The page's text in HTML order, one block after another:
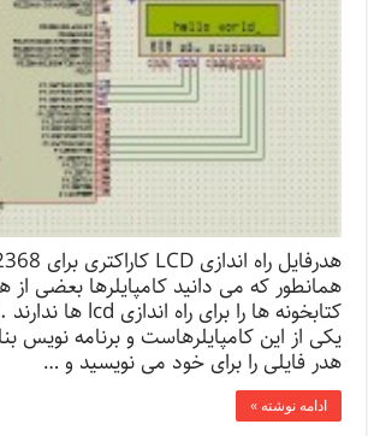
همانطور که می دانید کامپایلرها بعضی از
یکی از این کامپایلرهاست و برنامه نویس
هدر فایلی را برای خود می نویسید و …
ادامه نوشته »